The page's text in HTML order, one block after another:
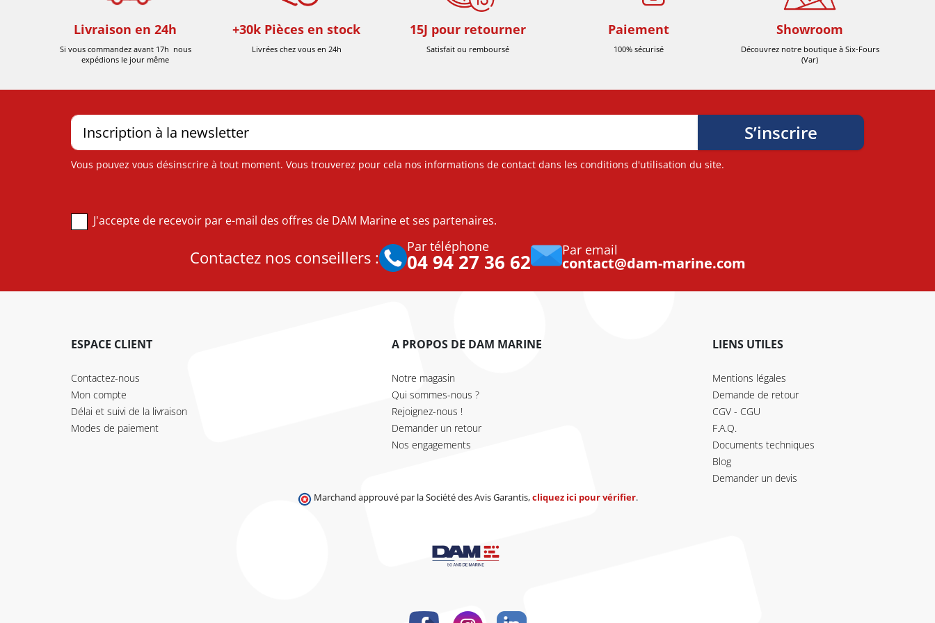
Livraison en 24h
Si vous commandez avant 17h nous
expédions le jour même
+30k Pièces en stock
Livrées chez vous en 24h
15J pour retourner
Satisfait ou remboursé
Paiement
100% sécurisé
Showroom
Découvrez notre boutique à Six-Fours
(Var)
Vous pouvez vous désinscrire à tout moment. Vous trouverez pour cela nos informations de contact dans les conditions d'utilisation du site.
J'accepte de recevoir par e-mail des offres de DAM Marine et ses partenaires.
Contactez nos conseillers :
Par téléphone
04 94 27 36 62 Par email
contact@dam-marine.com
ESPACE CLIENT
Contactez-nous
Mon compte
Délai et suivi de la livraison
Modes de paiement
A PROPOS DE DAM MARINE
Notre magasin
Qui sommes-nous ?
Rejoignez-nous !
Demander un retour
Nos engagements
LIENS UTILES
Mentions légales
Demande de retour
CGV - CGU
F.A.Q.
Documents techniques
Blog
Demander un devis
Marchand approuvé par la Société des Avis Garantis,cliquez ici pour vérifier.